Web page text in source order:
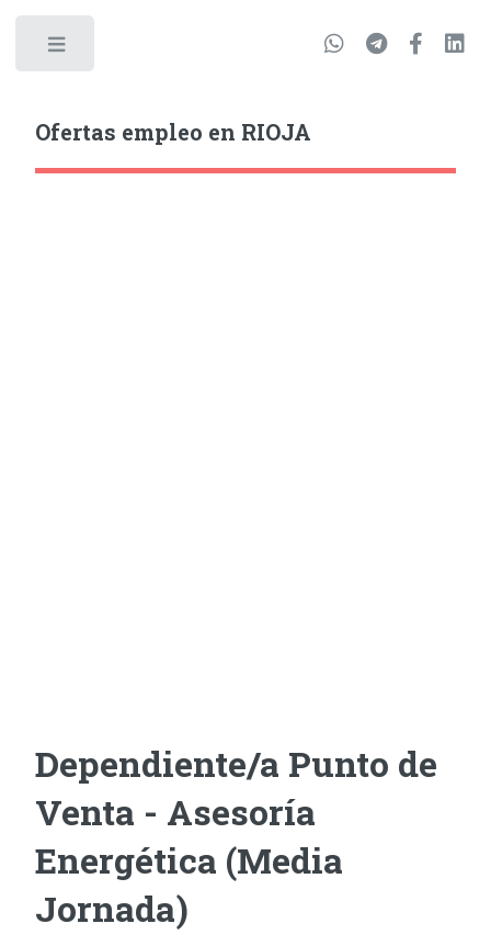
Ofertas empleo en RIOJA
Dependiente/a Punto de
Venta - Asesoría
Energética (Media
Jornada)